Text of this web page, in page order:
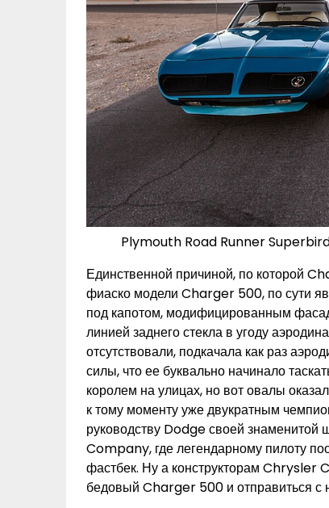
Plymouth Road Runner
Единственной причиной, по которой
фиаско модели Charger 500, по сути
под капотом, модифицированным
линией заднего стекла в угоду
отсутствовали, подкачала как раз
силы, что ее буквально начинало
королем на улицах, но вот овалы
к тому моменту уже двукратным
руководству Dodge своей
Company, где легендарному пилоту
фастбек. Ну а конструкторам Chrysler
бедовый Charger 500 и отправиться с